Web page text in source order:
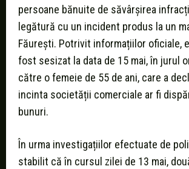
persoane bănuite de săvârșirea
legătură cu un incident produs la un
Făurești. Potrivit informațiilor oficiale,
fost sesizat la data de 15 mai, în jurul
către o femeie de 55 de ani, care a
incinta societății comerciale ar fi
bunuri.
În urma investigațiilor efectuate de
stabilit că în cursul zilei de 13 mai,